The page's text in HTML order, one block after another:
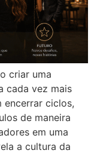
criar uma
cada vez mais
encerrar ciclos,
de maneira
em uma
a cultura da